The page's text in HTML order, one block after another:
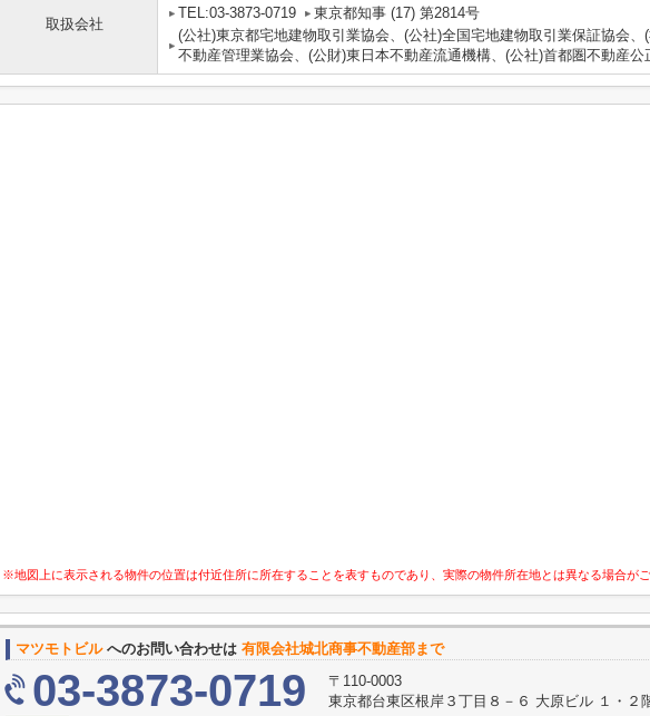
取扱会社
TEL:03-3873-0719
東京都知事 (17) 第2814号
(公社)東京都宅地建物取引業協会、(公社)全国宅地建物取引業保証協会、
不動産管理業協会、(公財)東日本不動産流通機構、(公社)首都圏不動産公
※地図上に表示される物件の位置は付近住所に所在することを表すものであり、実際の物件所在地とは異なる場合がご
マツモトビルへのお問い合わせは 有限会社城北商事不動産部まで
03-3873-0719
〒110-0003
東京都台東区根岸３丁目８－６ 大原ビル １・２